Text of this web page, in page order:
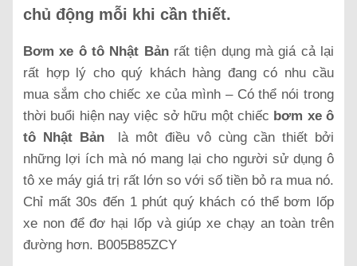
chủ động mỗi khi cần thiết.
Bơm xe ô tô Nhật Bản rất tiện dụng mà giá cả lại
rất hợp lý cho quý khách hàng đang có nhu cầu
mua sắm cho chiếc xe của mình – Có thể nói trong
thời buổi hiện nay việc sở hữu một chiếc bơm xe ô
tô Nhật Bản là môt điều vô cùng cần thiết bởi
những lợi ích mà nó mang lại cho người sử dụng ô
tô xe máy giá trị rất lớn so với số tiền bỏ ra mua nó.
Chỉ mất 30s đến 1 phút quý khách có thể bơm lốp
xe non để đơ hại lốp và giúp xe chạy an toàn trên
đường hơn. B005B85ZCY